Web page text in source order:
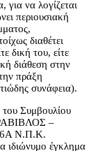
να λογίζεται
περιουσιακή
διαθέτει
δική του, είτε
διάθεση στην
πράξη
συνάφεια).
Συμβουλίου
–
Ν.Π.Κ.
ιδιώνυμο έγκλημα